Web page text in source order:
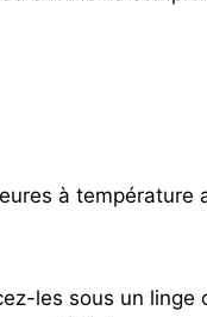
à température
les sous un linge